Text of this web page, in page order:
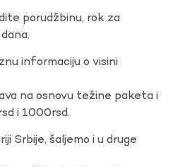
porudžbinu, rok za
informaciju o visini
na osnovu težine paketa i
i 1000rsd.
Srbije, šaljemo i u druge